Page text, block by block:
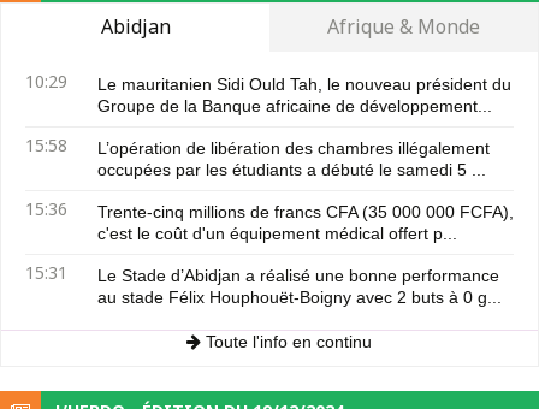
Abidjan Afrique & Monde
10:29
Le mauritanien Sidi Ould Tah, le nouveau président du
Groupe de la Banque africaine de développement...
15:58
L’opération de libération des chambres illégalement
occupées par les étudiants a débuté le samedi 5 ...
15:36
Trente-cinq millions de francs CFA (35 000 000 FCFA),
c'est le coût d'un équipement médical offert p...
15:31
Le Stade d’Abidjan a réalisé une bonne performance
au stade Félix Houphouët-Boigny avec 2 buts à 0 g...
Toute l'info en continu